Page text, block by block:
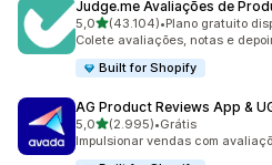
Judge.me Avaliações de
5,0de 5 estrelas
(43.104)
43104 avaliações ao todo
•Plano gratuito
Colete avaliações, notas e
Built for Shopify
AG Product Reviews App &
5,0de 5 estrelas
(2.995)
2995 avaliações ao todo
•Grátis
Impulsionar vendas com